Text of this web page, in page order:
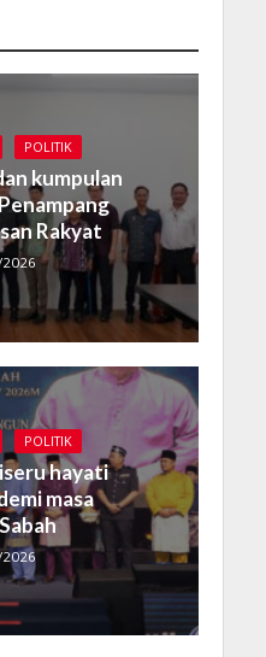
POLITIK
kumpulan
Rakyat
POLITIK
hayati
masa